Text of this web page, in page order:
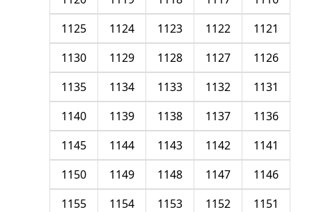
1121
1122
1123
1124
1125
1126
1127
1128
1129
1130
1131
1132
1133
1134
1135
1136
1137
1138
1139
1140
1141
1142
1143
1144
1145
1146
1147
1148
1149
1150
1151
1152
1153
1154
1155